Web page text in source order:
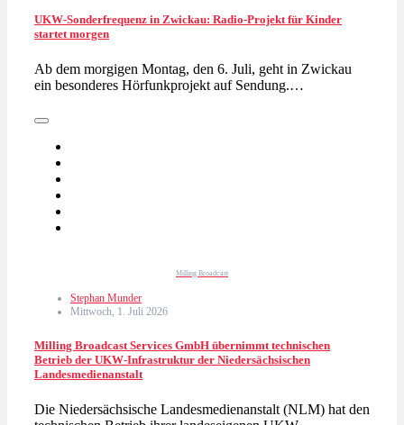
UKW-Sonderfrequenz in Zwickau: Radio-Projekt für Kinder
startet morgen
Ab dem morgigen Montag, den 6. Juli, geht in Zwickau
ein besonderes Hörfunkprojekt auf Sendung.…
Milling Broadcast
Stephan Munder
Mittwoch, 1. Juli 2026
Milling Broadcast Services GmbH übernimmt technischen
Betrieb der UKW-Infrastruktur der Niedersächsischen
Landesmedienanstalt
Die Niedersächsische Landesmedienanstalt (NLM) hat den